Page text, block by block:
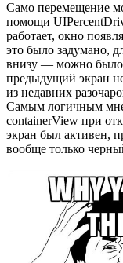
Само перемещение
помощи
работает, окно
это было задумано,
внизу — можно было
предыдущий экран
из недавних
Самым логичным мне
containerView при
экран был активен,
вообще только